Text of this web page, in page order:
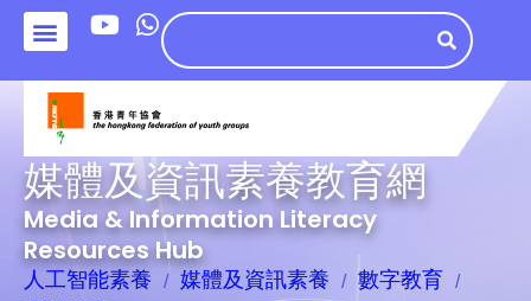
媒體及資訊素養教育網
Media & Information Literacy
Resources Hub
人工智能素養 媒體及資訊素養
數字教育